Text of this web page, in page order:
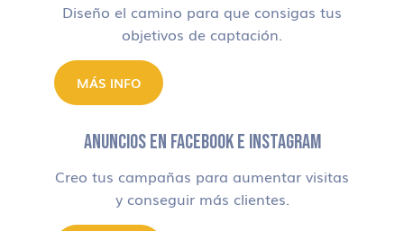
Diseño el camino para que consigas tus
objetivos de captación.
MÁS INFO
ANUNCIOS EN FACEBOOK E INSTAGRAM
Creo tus campañas para aumentar visitas
y conseguir más clientes.